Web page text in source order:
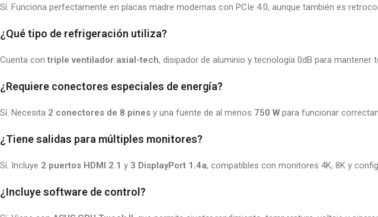
Sí. Funciona perfectamente en placas madre modernas con PCIe 4.0, aunque también es
¿Qué tipo de refrigeración utiliza?
Cuenta contriple ventilador axial-tech, disipador de aluminio y tecnología 0dB para
¿Requiere conectores especiales de energía?
Sí. Necesita 2 conectores de 8 pines y una fuente de al menos 750 W para funcionar
¿Tiene salidas para múltiples monitores?
Sí. Incluye 2 puertos HDMI 2.1 y 3 DisplayPort 1.4a, compatibles con monitores 4K, 8K y
¿Incluye software de control?